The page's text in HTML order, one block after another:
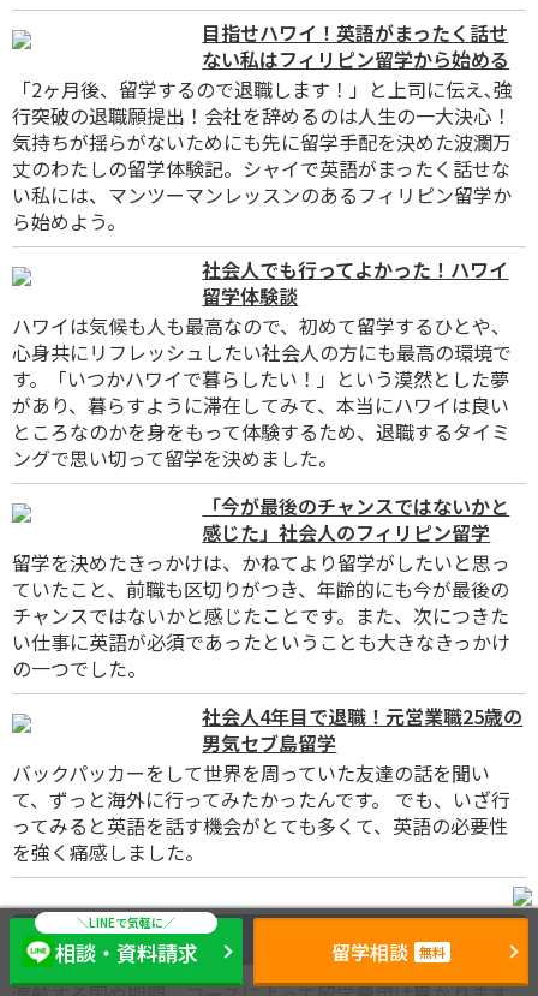
目指せハワイ！英語がまったく話せ
ない私はフィリピン留学から始める
「2ヶ月後、留学するので退職します！」と上司に伝え､強
行突破の退職願提出！会社を辞めるのは人生の一大決心！
気持ちが揺らがないためにも先に留学手配を決めた波瀾万
丈のわたしの留学体験記。シャイで英語がまったく話せな
い私には、マンツーマンレッスンのあるフィリピン留学か
ら始めよう。
社会人でも行ってよかった！ハワイ
留学体験談
ハワイは気候も人も最高なので、初めて留学するひとや、
心身共にリフレッシュしたい社会人の方にも最高の環境で
す。「いつかハワイで暮らしたい！」という漠然とした夢
があり、暮らすように滞在してみて、本当にハワイは良い
ところなのかを身をもって体験するため、退職するタイミ
ングで思い切って留学を決めました。
「今が最後のチャンスではないかと
感じた」社会人のフィリピン留学
留学を決めたきっかけは、かねてより留学がしたいと思っ
ていたこと、前職も区切りがつき、年齢的にも今が最後の
チャンスではないかと感じたことです。また、次につきた
い仕事に英語が必須であったということも大きなきっかけ
の一つでした。
社会人4年目で退職！元営業職25歳の
男気セブ島留学
バックパッカーをして世界を周っていた友達の話を聞い
て、ずっと海外に行ってみたかったんです。 でも、いざ行
ってみると英語を話す機会がとても多くて、英語の必要性
を強く痛感しました。
費用の目安
相談・資料請求 留学相談 無料